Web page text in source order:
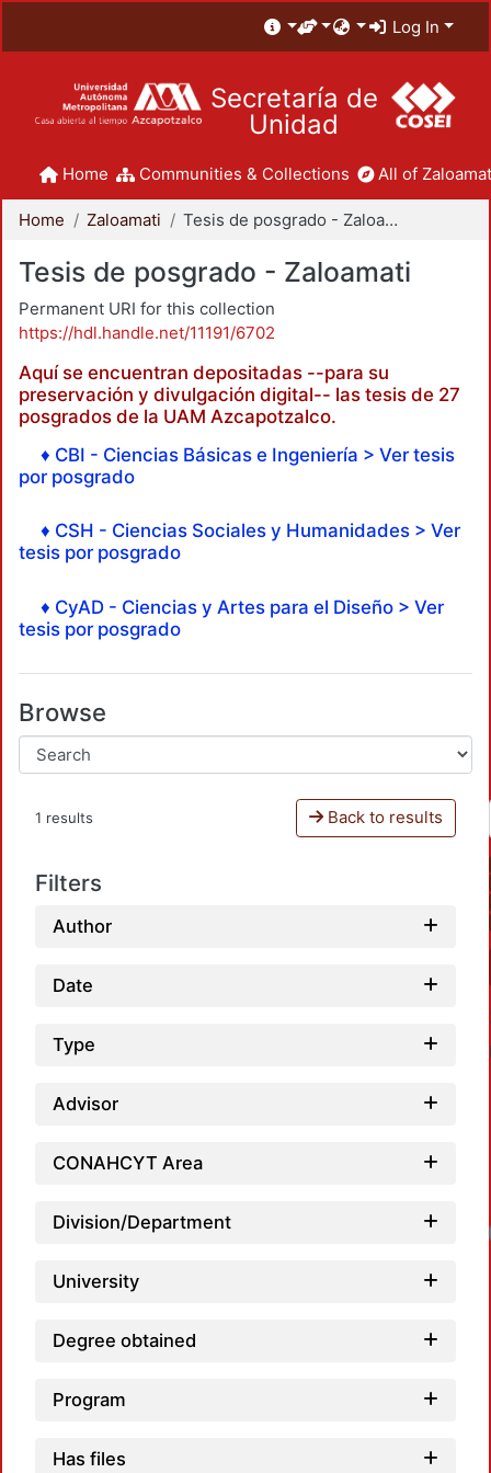
Log In
Secretaría de
Unidad
Home Communities & Collections All of
Home Zaloamati Tesis de posgrado - Zaloamati
Tesis de posgrado - Zaloamati
Permanent URI for this collection
https://hdl.handle.net/11191/6702
Aquí se encuentran depositadas --para su
preservación y divulgación digital-- las tesis de 27
posgrados de la UAM Azcapotzalco.
♦ CBI - Ciencias Básicas e Ingeniería > Ver tesis
por posgrado
♦ CSH - Ciencias Sociales y Humanidades > Ver
tesis por posgrado
♦ CyAD - Ciencias y Artes para el Diseño > Ver
tesis por posgrado
Browse
1 results Back to results
Filters
Author
Date
Type
Advisor
CONAHCYT Area
Division/Department
University
Degree obtained
Program
Has files